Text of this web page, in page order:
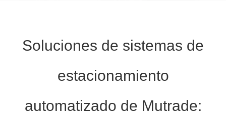
Soluciones de sistemas de
estacionamiento
automatizado de Mutrade: